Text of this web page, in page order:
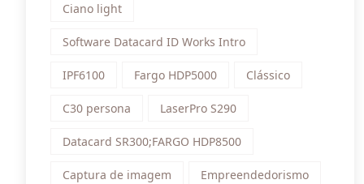
Ciano light
Software Datacard ID Works Intro
IPF6100 Fargo HDP5000 Clássico
C30 persona LaserPro S290
Datacard SR300;FARGO HDP8500
Captura de imagem Empreendedorismo